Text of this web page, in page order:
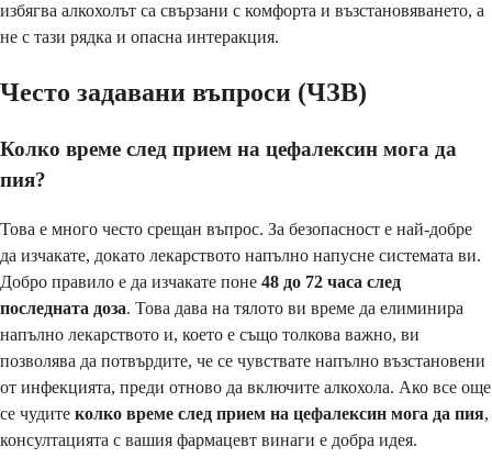
избягва алкохолът са свързани с комфорта и възстановяването, а
не с тази рядка и опасна интеракция.
Често задавани въпроси (ЧЗВ)
Колко време след прием на цефалексин мога да
пия?
Това е много често срещан въпрос. За безопасност е най-добре
да изчакате, докато лекарството напълно напусне системата ви.
Добро правило е да изчакате поне 48 до 72 часа след
последната доза. Това дава на тялото ви време да елиминира
напълно лекарството и, което е също толкова важно, ви
позволява да потвърдите, че се чувствате напълно възстановени
от инфекцията, преди отново да включите алкохола. Ако все още
се чудите колко време след прием на цефалексин мога да пия,
консултацията с вашия фармацевт винаги е добра идея.